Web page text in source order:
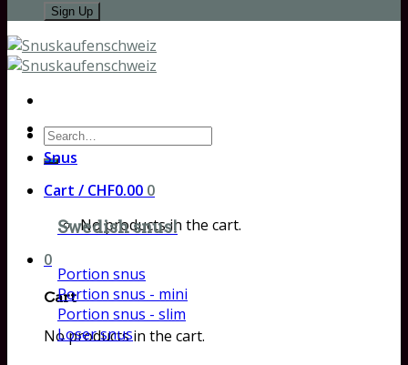
Search
for:
Cart / CHF0.00 0
No products in the cart.
0
Cart
No products in the cart.
Snus
Swedish snus!
Portion snus
Portion snus - mini
Portion snus - slim
Loser snus